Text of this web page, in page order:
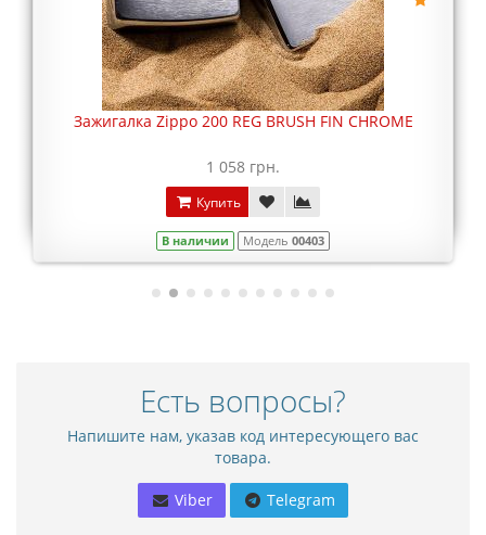
Зажигалка Zippo 200 REG BRUSH FIN CHROME
1 058 грн.
Купить
В наличии Модель 00403
Есть вопросы?
Напишите нам, указав код интересующего вас
товара.
Viber Telegram